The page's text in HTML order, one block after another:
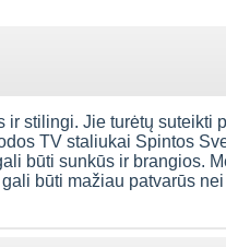
stilingi. Jie turėtų suteikti
TV staliukai Spintos
būti sunkūs ir brangios.
būti mažiau patvarūs